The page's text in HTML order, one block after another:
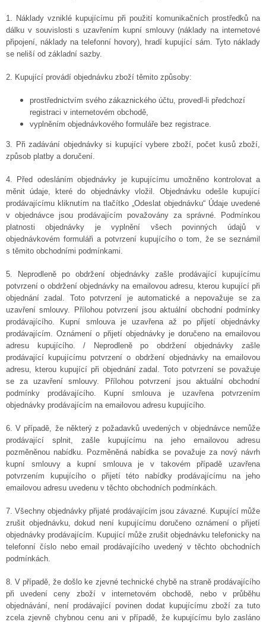
1. Náklady vzniklé kupujícímu při použití komunikačních prostředků na
dálku v souvislosti s uzavřením kupní smlouvy (náklady na internetové
připojení, náklady na telefonní hovory), hradí kupující sám. Tyto náklady
se neliší od základní sazby.
2. Kupující provádí objednávku zboží těmito způsoby:
prostřednictvím svého zákaznického účtu, provedl-li předchozí
registraci v internetovém obchodě,
vyplněním objednávkového formuláře bez registrace.
3. Při zadávání objednávky si kupující vybere zboží, počet kusů zboží,
způsob platby a doručení.
4. Před odesláním objednávky je kupujícímu umožněno kontrolovat a
měnit údaje, které do objednávky vložil. Objednávku odešle kupující
prodávajícímu kliknutím na tlačítko „Odeslat objednávku“ Údaje uvedené
v objednávce jsou prodávajícím považovány za správné. Podmínkou
platnosti objednávky je vyplnění všech povinných údajů v
objednávkovém formuláři a potvrzení kupujícího o tom, že se seznámil
s těmito obchodními podmínkami.
5. Neprodleně po obdržení objednávky zašle prodávající kupujícímu
potvrzení o obdržení objednávky na emailovou adresu, kterou kupující při
objednání zadal. Toto potvrzení je automatické a nepovažuje se za
uzavření smlouvy. Přílohou potvrzení jsou aktuální obchodní podmínky
prodávajícího. Kupní smlouva je uzavřena až po přijetí objednávky
prodávajícím. Oznámení o přijetí objednávky je doručeno na emailovou
adresu kupujícího. / Neprodleně po obdržení objednávky zašle
prodávající kupujícímu potvrzení o obdržení objednávky na emailovou
adresu, kterou kupující při objednání zadal. Toto potvrzení se považuje
se za uzavření smlouvy. Přílohou potvrzení jsou aktuální obchodní
podmínky prodávajícího. Kupní smlouva je uzavřena potvrzením
objednávky prodávajícím na emailovou adresu kupujícího.
6. V případě, že některý z požadavků uvedených v objednávce nemůže
prodávající splnit, zašle kupujícímu na jeho emailovou adresu
pozměněnou nabídku. Pozměněná nabídka se považuje za nový návrh
kupní smlouvy a kupní smlouva je v takovém případě uzavřena
potvrzením kupujícího o přijetí této nabídky prodávajícímu na jeho
emailovou adresu uvedenu v těchto obchodních podmínkách.
7. Všechny objednávky přijaté prodávajícím jsou závazné. Kupující může
zrušit objednávku, dokud není kupujícímu doručeno oznámení o přijetí
objednávky prodávajícím. Kupující může zrušit objednávku telefonicky na
telefonní číslo nebo email prodávajícího uvedený v těchto obchodních
podmínkách.
8. V případě, že došlo ke zjevné technické chybě na straně prodávajícího
při uvedení ceny zboží v internetovém obchodě, nebo v průběhu
objednávání, není prodávající povinen dodat kupujícímu zboží za tuto
zcela zjevně chybnou cenu ani v případě, že kupujícímu bylo zasláno